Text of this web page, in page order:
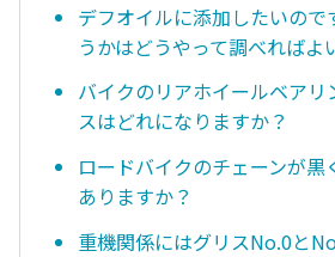
デフオイルに添加したいの
うかはどうやって調べればよ
バイクのリアホイールベアリ
スはどれになりますか？
ロードバイクのチェーンが黒
ありますか？
重機関係にはグリスNo.0と